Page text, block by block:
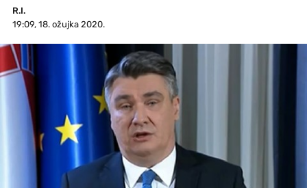
R.I.
19:09, 18. ožujka 2020.